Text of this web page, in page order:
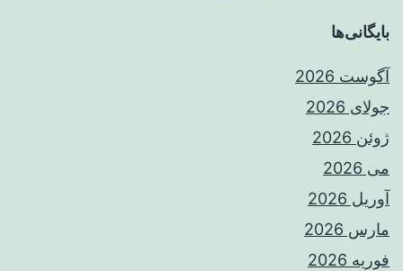
بایگانی‌ها
آگوست 2026
جولای 2026
ژوئن 2026
می 2026
آوریل 2026
مارس 2026
فوریه 2026